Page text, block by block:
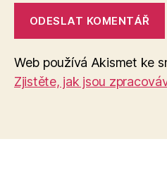
Web používá Akismet ke
Zjistěte, jak jsou